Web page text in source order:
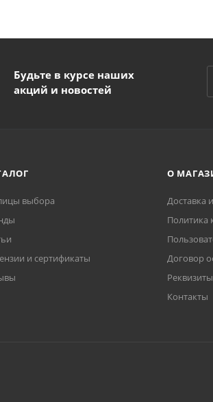
Будьте в курсе наших
акций и новостей
выбора
и сертификаты
О
Доставка
Политика
Договор
Реквизиты
Контакты